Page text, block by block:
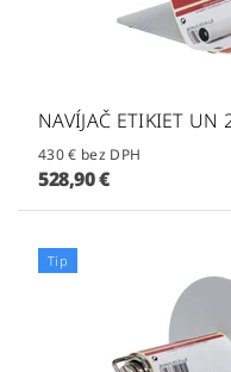
NAVÍJAČ ETIKIET UN
430 € bez DPH
528,90 €
Tip